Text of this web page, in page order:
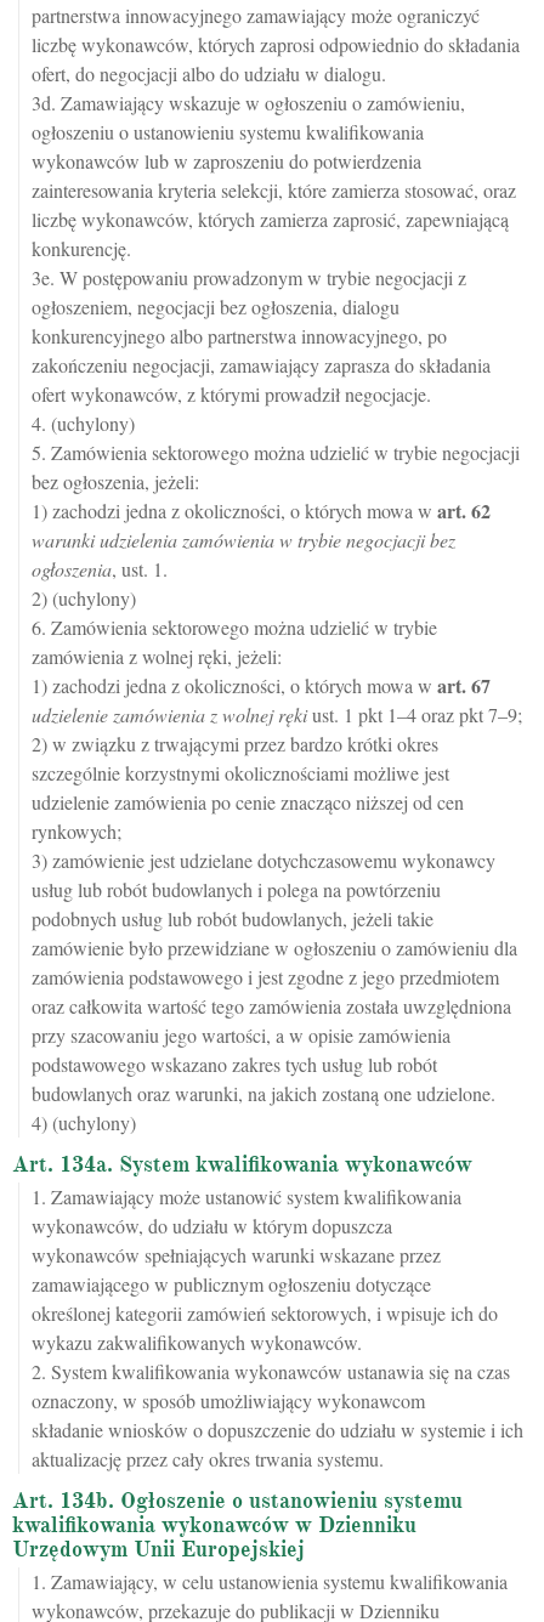
partnerstwa innowacyjnego zamawiający może ograniczyć
liczbę wykonawców, których zaprosi odpowiednio do składania
ofert, do negocjacji albo do udziału w dialogu.
3d. Zamawiający wskazuje w ogłoszeniu o zamówieniu,
ogłoszeniu o ustanowieniu systemu kwalifikowania
wykonawców lub w zaproszeniu do potwierdzenia
zainteresowania kryteria selekcji, które zamierza stosować, oraz
liczbę wykonawców, których zamierza zaprosić, zapewniającą
konkurencję.
3e. W postępowaniu prowadzonym w trybie negocjacji z
ogłoszeniem, negocjacji bez ogłoszenia, dialogu
konkurencyjnego albo partnerstwa innowacyjnego, po
zakończeniu negocjacji, zamawiający zaprasza do składania
ofert wykonawców, z którymi prowadził negocjacje.
4. (uchylony)
5. Zamówienia sektorowego można udzielić w trybie negocjacji
bez ogłoszenia, jeżeli:
1) zachodzi jedna z okoliczności, o których mowa w art.62
warunki udzielenia zamówienia w trybie negocjacji bez
ogłoszenia, ust. 1.
2) (uchylony)
6. Zamówienia sektorowego można udzielić w trybie
zamówienia z wolnej ręki, jeżeli:
1) zachodzi jedna z okoliczności, o których mowa w art.67
udzielenie zamówienia z wolnej rękiust. 1 pkt 1–4 oraz pkt 7–9;
2) w związku z trwającymi przez bardzo krótki okres
szczególnie korzystnymi okolicznościami możliwe jest
udzielenie zamówienia po cenie znacząco niższej od cen
rynkowych;
3) zamówienie jest udzielane dotychczasowemu wykonawcy
usług lub robót budowlanych i polega na powtórzeniu
podobnych usług lub robót budowlanych, jeżeli takie
zamówienie było przewidziane w ogłoszeniu o zamówieniu dla
zamówienia podstawowego i jest zgodne z jego przedmiotem
oraz całkowita wartość tego zamówienia została uwzględniona
przy szacowaniu jego wartości, a w opisie zamówienia
podstawowego wskazano zakres tych usług lub robót
budowlanych oraz warunki, na jakich zostaną one udzielone.
4) (uchylony)
Art. 134a. System kwalifikowania wykonawców
1. Zamawiający może ustanowić system kwalifikowania
wykonawców, do udziału w którym dopuszcza
wykonawców spełniających warunki wskazane przez
zamawiającego w publicznym ogłoszeniu dotyczące
określonej kategorii zamówień sektorowych, i wpisuje ich do
wykazu zakwalifikowanych wykonawców.
2. System kwalifikowania wykonawców ustanawia się na czas
oznaczony, w sposób umożliwiający wykonawcom
składanie wniosków o dopuszczenie do udziału w systemie i ich
aktualizację przez cały okres trwania systemu.
Art. 134b. Ogłoszenie o ustanowieniu systemu
kwalifikowania wykonawców w Dzienniku
Urzędowym Unii Europejskiej
1. Zamawiający, w celu ustanowienia systemu kwalifikowania
wykonawców, przekazuje do publikacji w Dzienniku